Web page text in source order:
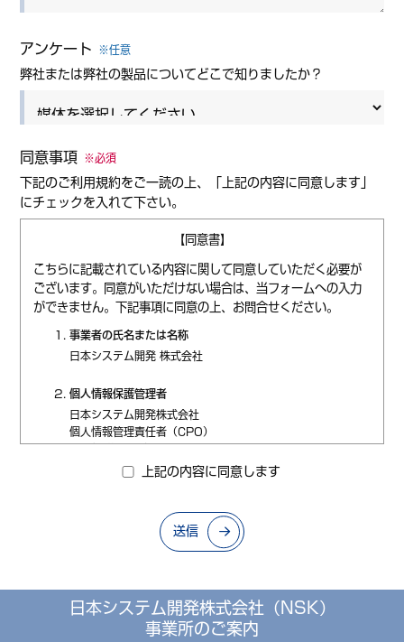
アンケート ※任意
弊社または弊社の製品についてどこで知りましたか？
同意事項 ※必須
下記のご利用規約をご一読の上、「上記の内容に同意します」
にチェックを入れて下さい。
【同意書】
こちらに記載されている内容に関して同意していただく必要が
ございます。同意がいただけない場合は、当フォームへの入力
ができません。下記事項に同意の上、お問合せください。
事業者の氏名または名称
日本システム開発 株式会社
個人情報保護管理者
日本システム開発株式会社
個人情報管理責任者（CPO）
たします。個人情報の第三者提供について皆様の同意がある
場合又は法令に基づく場合を除き、取得した個人情報を第三
開示対象個人情報の開示等及びお問合せ窓口について
皆様からの求めにより、当社が保有する開示対象個人情報の
利用目的の通知・開示・内容訂正・追加または削除・利用の
上記の内容に同意します
送信
日本システム開発株式会社（NSK）
事業所のご案内